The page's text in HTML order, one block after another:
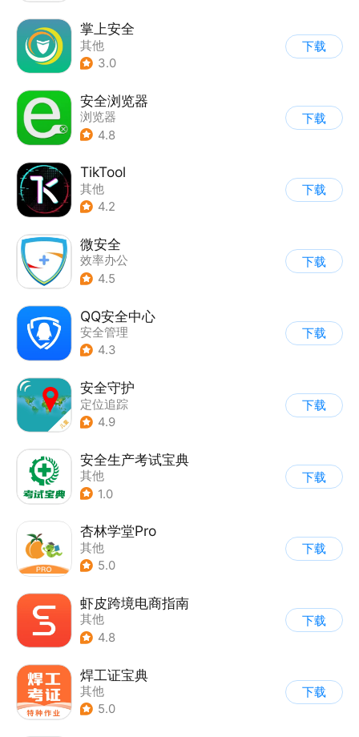
掌上安全
其他
3.0
下载
安全浏览器
浏览器
4.8
下载
TikTool
其他
4.2
下载
微安全
效率办公
4.5
下载
QQ安全中心
安全管理
4.3
下载
安全守护
定位追踪
4.9
下载
安全生产考试宝典
其他
1.0
下载
杏林学堂Pro
其他
5.0
下载
虾皮跨境电商指南
其他
4.8
下载
焊工证宝典
其他
5.0
下载